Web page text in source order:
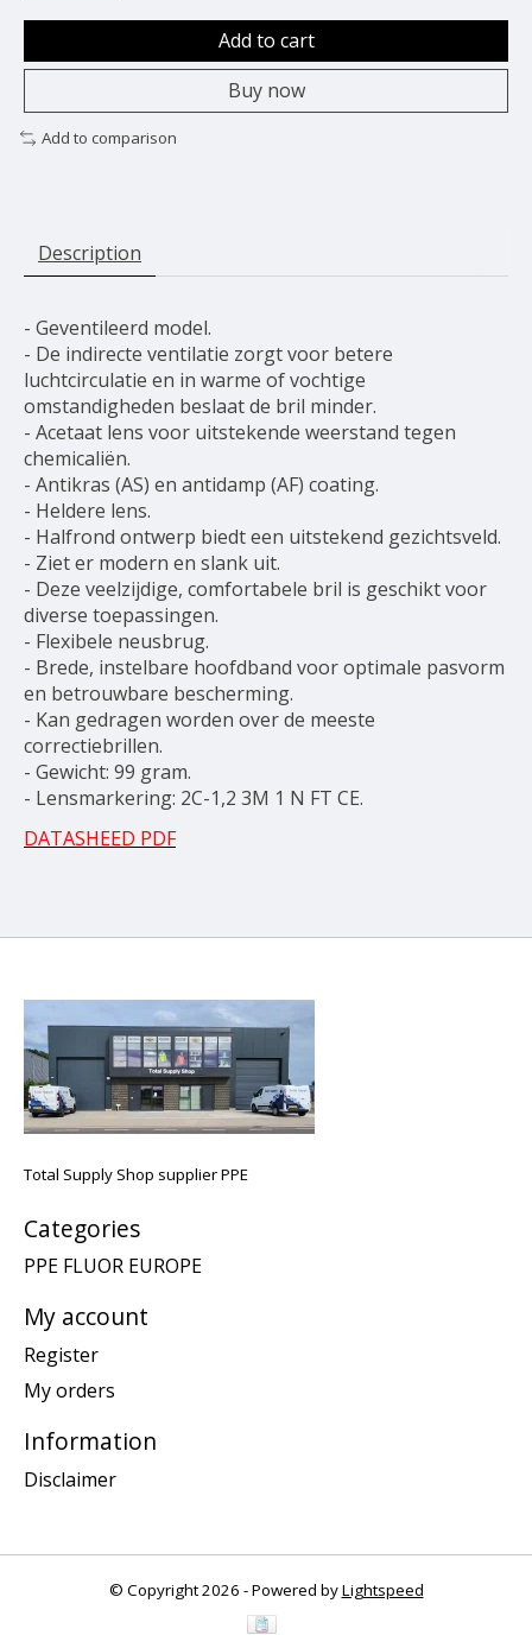
Add to cart
Buy now
Add to comparison
Description
- Geventileerd model.
- De indirecte ventilatie zorgt voor betere
luchtcirculatie en in warme of vochtige
omstandigheden beslaat de bril minder.
- Acetaat lens voor uitstekende weerstand tegen
chemicaliën.
- Antikras (AS) en antidamp (AF) coating.
- Heldere lens.
- Halfrond ontwerp biedt een uitstekend gezichtsveld.
- Ziet er modern en slank uit.
- Deze veelzijdige, comfortabele bril is geschikt voor
diverse toepassingen.
- Flexibele neusbrug.
- Brede, instelbare hoofdband voor optimale pasvorm
en betrouwbare bescherming.
- Kan gedragen worden over de meeste
correctiebrillen.
- Gewicht: 99 gram.
- Lensmarkering: 2C-1,2 3M 1 N FT CE.
DATASHEED PDF
Total Supply Shop supplier PPE
Categories
PPE FLUOR EUROPE
My account
Register
My orders
Information
Disclaimer
© Copyright 2026 - Powered byLightspeed